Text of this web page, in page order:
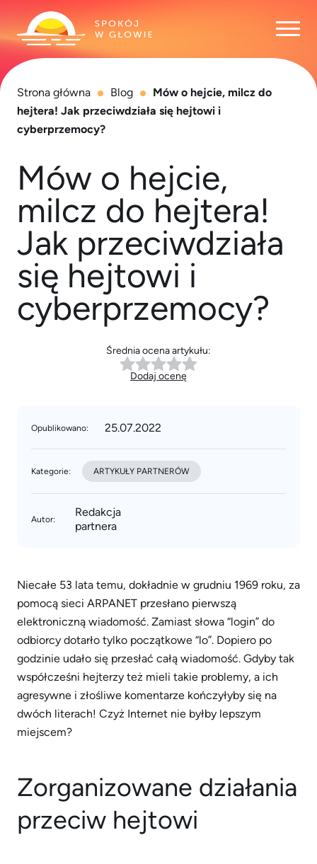
Strona główna Blog
Mów o hejcie, milcz do
hejtera! Jak przeciwdziała się hejtowi i
cyberprzemocy?
Mów o hejcie,
milcz do hejtera!
Jak przeciwdziała
się hejtowi i
cyberprzemocy?
Średnia ocena artykułu:
Dodaj ocenę
Autor:
Redakcja
partnera
Opublikowano: 25.07.2022
Kategorie: ARTYKUŁY PARTNERÓW
Niecałe 53 lata temu, dokładnie w grudniu 1969 roku, za
pomocą sieci ARPANET przesłano pierwszą
elektroniczną wiadomość. Zamiast słowa “login” do
odbiorcy dotarło tylko początkowe “lo”. Dopiero po
godzinie udało się przesłać całą wiadomość. Gdyby tak
współcześni hejterzy też mieli takie problemy, a ich
agresywne i złośliwe komentarze kończyłyby się na
dwóch literach! Czyż Internet nie byłby lepszym
miejscem?
Zorganizowane działania
przeciw hejtowi